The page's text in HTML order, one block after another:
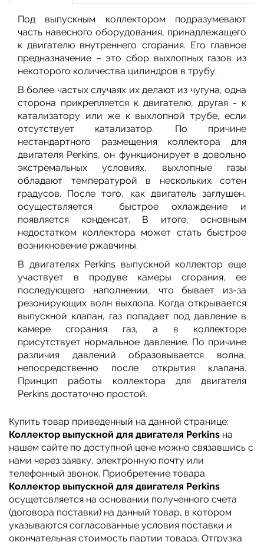
Под выпускным коллектором подразумевают
часть навесного оборудования, принадлежащего
к двигателю внутреннего сгорания. Его главное
предназначение – это сбор выхлопных газов из
некоторого количества цилиндров в трубу.
В более частых случаях их делают из чугуна, одна
сторона прикрепляется к двигателю, другая - к
катализатору или же к выхлопной трубе, если
отсутствует катализатор. По причине
нестандартного размещения коллектора для
двигателя Perkins, он функционирует в довольно
экстремальных условиях, выхлопные газы
обладают температурой в нескольких сотен
градусов. После того, как двигатель заглушен,
осуществляется быстрое охлаждение и
появляется конденсат. В итоге, основным
недостатком коллектора может стать быстрое
возникновение ржавчины.
В двигателях Perkins выпускной коллектор еще
участвует в продуве камеры сгорания, ее
последующего наполнении, что бывает из-за
резонирующих волн выхлопа. Когда открывается
выпускной клапан, газ попадает под давление в
камере сгорания газ, а в коллекторе
присутствует нормальное давление. По причине
различия давлений образовывается волна,
непосредственно после открытия клапана.
Принцип работы коллектора для двигателя
Perkins достаточно простой.
Купить товар приведенный на данной странице:
Коллектор выпускной для двигателя Perkins на
нашем сайте по доступной цене можно связавшись с
нами через заявку, электронную почту или
телефонный звонок. Приобретение товара
Коллектор выпускной для двигателя Perkins
осущетсвляется на основании полученного счета
(договора поставки) на данный товар, в котором
указываются согласованные условия поставки и
окончательная стоимость партии товара. Отгрузка